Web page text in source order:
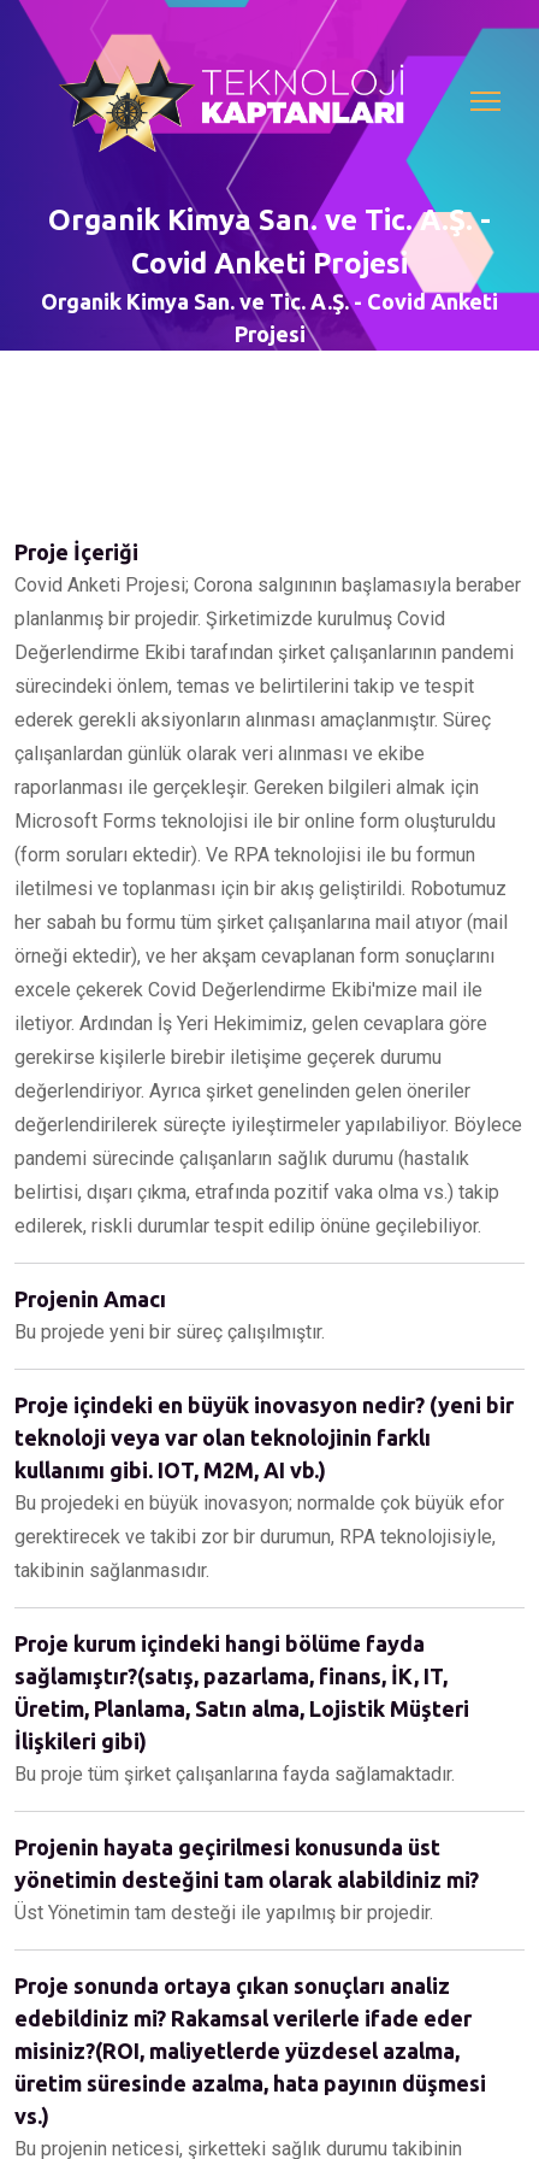
Organik Kimya San. ve Tic. A.Ş. -
Covid Anketi Projesi
Organik Kimya San. ve Tic. A.Ş. - Covid Anketi
Projesi
Proje İçeriği
Covid Anketi Projesi; Corona salgınının başlamasıyla beraber
planlanmış bir projedir. Şirketimizde kurulmuş Covid
Değerlendirme Ekibi tarafından şirket çalışanlarının pandemi
sürecindeki önlem, temas ve belirtilerini takip ve tespit
ederek gerekli aksiyonların alınması amaçlanmıştır. Süreç
çalışanlardan günlük olarak veri alınması ve ekibe
raporlanması ile gerçekleşir. Gereken bilgileri almak için
Microsoft Forms teknolojisi ile bir online form oluşturuldu
(form soruları ektedir). Ve RPA teknolojisi ile bu formun
iletilmesi ve toplanması için bir akış geliştirildi. Robotumuz
her sabah bu formu tüm şirket çalışanlarına mail atıyor (mail
örneği ektedir), ve her akşam cevaplanan form sonuçlarını
excele çekerek Covid Değerlendirme Ekibi'mize mail ile
iletiyor. Ardından İş Yeri Hekimimiz, gelen cevaplara göre
gerekirse kişilerle birebir iletişime geçerek durumu
değerlendiriyor. Ayrıca şirket genelinden gelen öneriler
değerlendirilerek süreçte iyileştirmeler yapılabiliyor. Böylece
pandemi sürecinde çalışanların sağlık durumu (hastalık
belirtisi, dışarı çıkma, etrafında pozitif vaka olma vs.) takip
edilerek, riskli durumlar tespit edilip önüne geçilebiliyor.
Projenin Amacı
Bu projede yeni bir süreç çalışılmıştır.
Proje içindeki en büyük inovasyon nedir? (yeni bir
teknoloji veya var olan teknolojinin farklı
kullanımı gibi. IOT, M2M, AI vb.)
Bu projedeki en büyük inovasyon; normalde çok büyük efor
gerektirecek ve takibi zor bir durumun, RPA teknolojisiyle,
takibinin sağlanmasıdır.
Proje kurum içindeki hangi bölüme fayda
sağlamıştır?(satış, pazarlama, finans, İK, IT,
Üretim, Planlama, Satın alma, Lojistik Müşteri
İlişkileri gibi)
Bu proje tüm şirket çalışanlarına fayda sağlamaktadır.
Projenin hayata geçirilmesi konusunda üst
yönetimin desteğini tam olarak alabildiniz mi?
Üst Yönetimin tam desteği ile yapılmış bir projedir.
Proje sonunda ortaya çıkan sonuçları analiz
edebildiniz mi? Rakamsal verilerle ifade eder
misiniz?(ROI, maliyetlerde yüzdesel azalma,
üretim süresinde azalma, hata payının düşmesi
vs.)
Bu projenin neticesi, şirketteki sağlık durumu takibinin